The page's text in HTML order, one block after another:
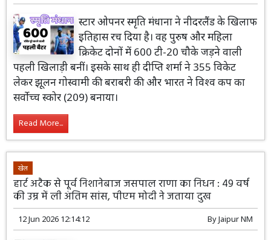
स्टार ओपनर स्मृति मंधाना ने नीदरलैंड के खिलाफ
इतिहास रच दिया है। वह पुरुष और महिला
क्रिकेट दोनों में 600 टी-20 चौके जड़ने वाली
पहली खिलाड़ी बनीं। इसके साथ ही दीप्ति शर्मा ने 355 विकेट
लेकर झूलन गोस्वामी की बराबरी की और भारत ने विश्व कप का
सर्वोच्च स्कोर (209) बनाया।
Read More...
खेल
हार्ट अटैक से पूर्व निशानेबाज जसपाल राणा का निधन : 49 वर्ष
की उम्र में ली अंतिम सांस, पीएम मोदी ने जताया दुख
12 Jun 2026 12:14:12 ByJaipur NM